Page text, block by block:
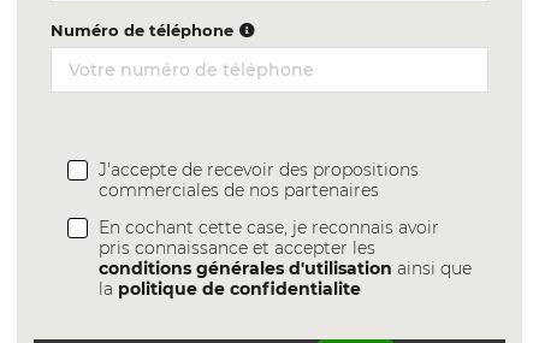
Numéro de téléphone
J'accepte de recevoir des propositions
commerciales de nos partenaires
En cochant cette case, je reconnais avoir
pris connaissance et accepter les
conditions générales d'utilisation ainsi que
la politique de confidentialite